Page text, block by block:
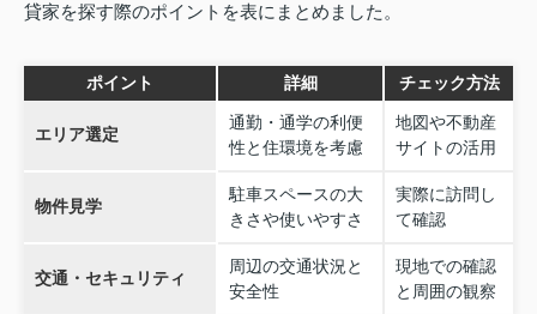
貸家を探す際のポイントを表にまとめました。
ポイント 詳細 チェック方法
エリア選定
通勤・通学の利便
性と住環境を考慮
地図や不動産
サイトの活用
物件見学
駐車スペースの大
きさや使いやすさ
実際に訪問し
て確認
交通・セキュリティ
周辺の交通状況と
安全性
現地での確認
と周囲の観察